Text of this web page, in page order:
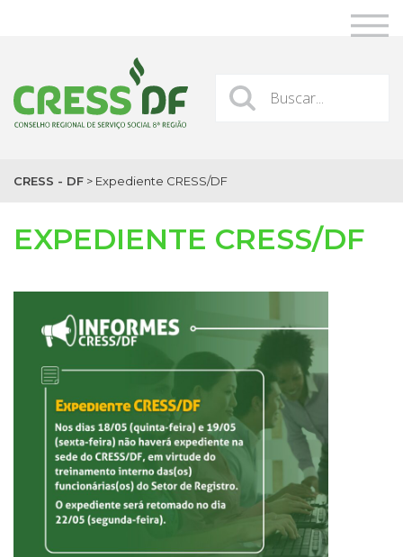
CRESS - DF > Expediente CRESS/DF
EXPEDIENTE CRESS/DF